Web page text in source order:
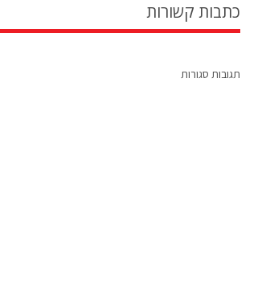
כתבות קשורות
תגובות סגורות